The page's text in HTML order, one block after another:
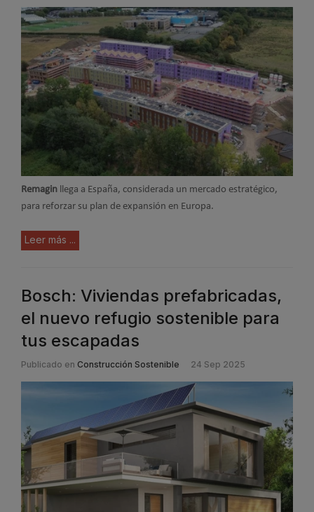
Remagin llega a España, considerada un mercado estratégico,
para reforzar su plan de expansión en Europa.
Leer más ...
Bosch: Viviendas prefabricadas,
el nuevo refugio sostenible para
tus escapadas
Publicado en Construcción Sostenible 24 Sep 2025